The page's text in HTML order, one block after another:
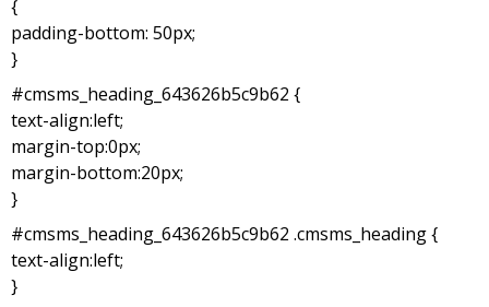
{
padding-bottom: 50px;
}
#cmsms_heading_643626b5c9b62 {
text-align:left;
margin-top:0px;
margin-bottom:20px;
}
#cmsms_heading_643626b5c9b62 .cmsms_heading {
text-align:left;
}